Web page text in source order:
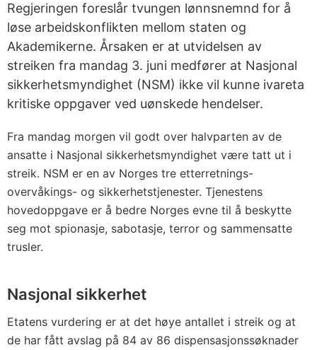
Regjeringen foreslår tvungen lønnsnemnd for å
løse arbeidskonflikten mellom staten og
Akademikerne. Årsaken er at utvidelsen av
streiken fra mandag 3. juni medfører at Nasjonal
sikkerhetsmyndighet (NSM) ikke vil kunne ivareta
kritiske oppgaver ved uønskede hendelser.
Fra mandag morgen vil godt over halvparten av de
ansatte i Nasjonal sikkerhetsmyndighet være tatt ut i
streik. NSM er en av Norges tre etterretnings-
overvåkings- og sikkerhetstjenester. Tjenestens
hovedoppgave er å bedre Norges evne til å beskytte
seg mot spionasje, sabotasje, terror og sammensatte
trusler.
Nasjonal sikkerhet
Etatens vurdering er at det høye antallet i streik og at
de har fått avslag på 84 av 86 dispensasjonssøknader